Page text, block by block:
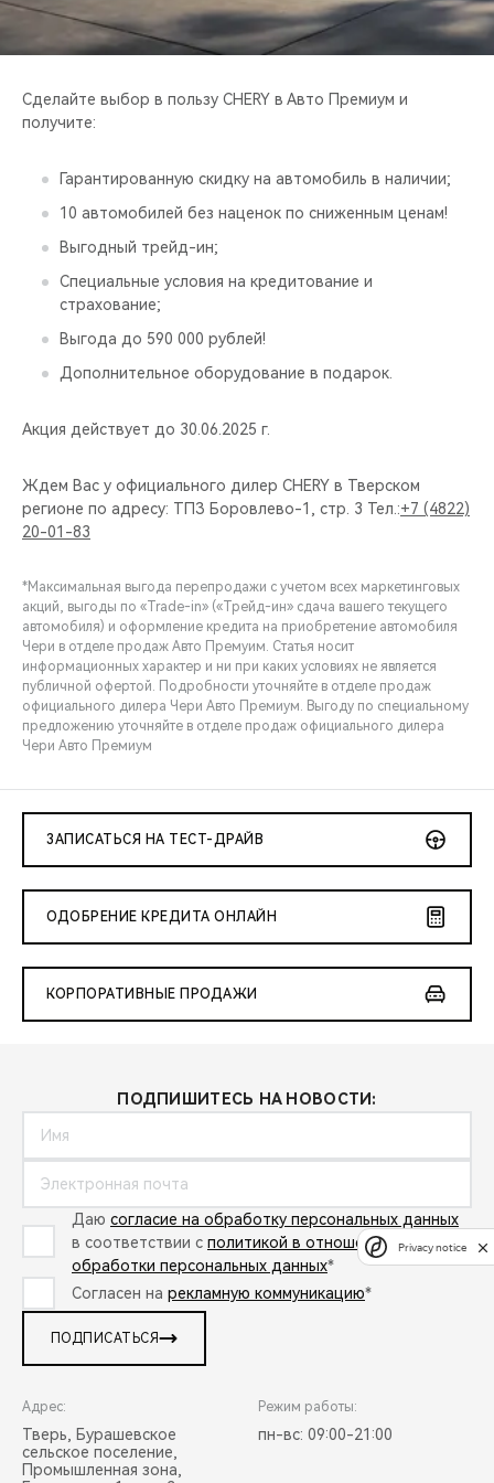
CHERY И СПОРТ
ВИДЕООБЗОРЫ
Сделайте выбор в пользу CHERY в Авто Премиум и
получите:
Гарантированную скидку на автомобиль в наличии;
10 автомобилей без наценок по сниженным ценам!
Выгодный трейд-ин;
Специальные условия на кредитование и
страхование;
Выгода до 590 000 рублей!
Дополнительное оборудование в подарок.
Акция действует до 30.06.2025 г.
Ждем Вас у официального дилер CHERY в Тверском
регионе по адресу: ТПЗ Боровлево-1, стр. 3 Тел.:+7 (4822)
20-01-83
*Максимальная выгода перепродажи с учетом всех маркетинговых
акций, выгоды по «Trade-in» («Трейд-ин» сдача вашего текущего
автомобиля) и оформление кредита на приобретение автомобиля
Чери в отделе продаж Авто Премуим. Статья носит
информационных характер и ни при каких условиях не является
публичной офертой. Подробности уточняйте в отделе продаж
официального дилера Чери Авто Премиум. Выгоду по специальному
предложению уточняйте в отделе продаж официального дилера
Чери Авто Премиум
ЗАПИСАТЬСЯ НА ТЕСТ-ДРАЙВ
ОДОБРЕНИЕ КРЕДИТА ОНЛАЙН
КОРПОРАТИВНЫЕ ПРОДАЖИ
ПОДПИШИТЕСЬ НА НОВОСТИ:
Даю согласие на обработку персональных данных
в соответствии с политикой в отношении
обработки персональных данных*
Согласен на рекламную коммуникацию*
ПОДПИСАТЬСЯ
Адрес:
Тверь, Бурашевское
сельское поселение,
Промышленная зона,
Режим работы:
пн-вс: 09:00-21:00
Privacy notice